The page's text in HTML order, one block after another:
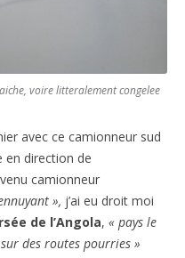
voire litteralement congelee
avec ce camionneur sud
en direction de
camionneur
», j’ai eu droit moi
de l’Angola, « pays le
des routes pourries »